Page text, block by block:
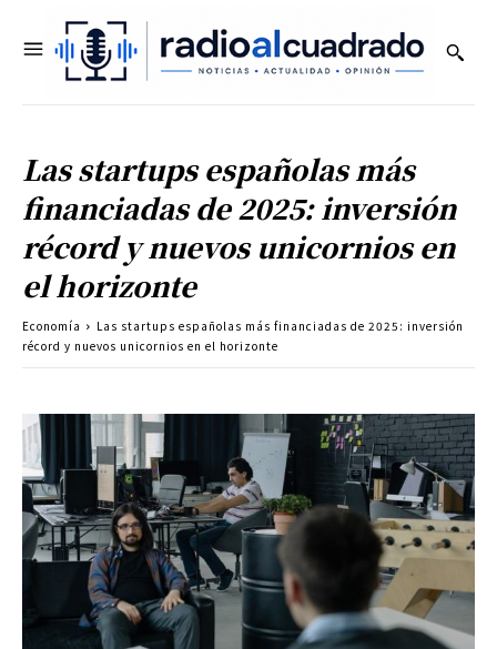
Las startups españolas más
financiadas de 2025: inversión
récord y nuevos unicornios en
el horizonte
Economía
Las startups españolas más financiadas de 2025: inversión
récord y nuevos unicornios en el horizonte